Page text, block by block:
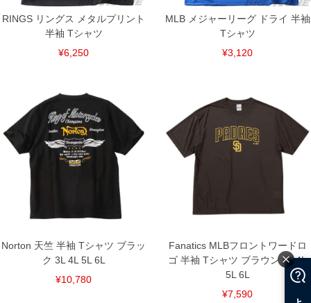
RINGS リングス メタルプリント
半袖 Tシャツ
¥6,250
MLB メジャーリーグ ドライ 半袖
Tシャツ
¥3,120
Norton 天竺 半袖 Tシャツ ブラッ
ク 3L 4L 5L 6L
¥10,780
Fanatics MLBフロントワードロ
ゴ 半袖 Tシャツ ブラウン 3L 4L
5L 6L
¥7,590